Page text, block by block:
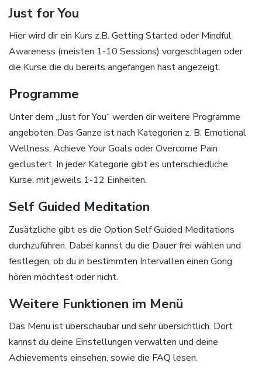
Just for You
Hier wird dir ein Kurs z.B. Getting Started oder Mindful
Awareness (meisten 1-10 Sessions) vorgeschlagen oder
die Kurse die du bereits angefangen hast angezeigt.
Programme
Unter dem „Just for You“ werden dir weitere Programme
angeboten. Das Ganze ist nach Kategorien z. B. Emotional
Wellness, Achieve Your Goals oder Overcome Pain
geclustert. In jeder Kategorie gibt es unterschiedliche
Kurse, mit jeweils 1-12 Einheiten.
Self Guided Meditation
Zusätzliche gibt es die Option Self Guided Meditations
durchzuführen. Dabei kannst du die Dauer frei wählen und
festlegen, ob du in bestimmten Intervallen einen Gong
hören möchtest oder nicht.
Weitere Funktionen im Menü
Das Menü ist überschaubar und sehr übersichtlich. Dort
kannst du deine Einstellungen verwalten und deine
Achievements einsehen, sowie die FAQ lesen.